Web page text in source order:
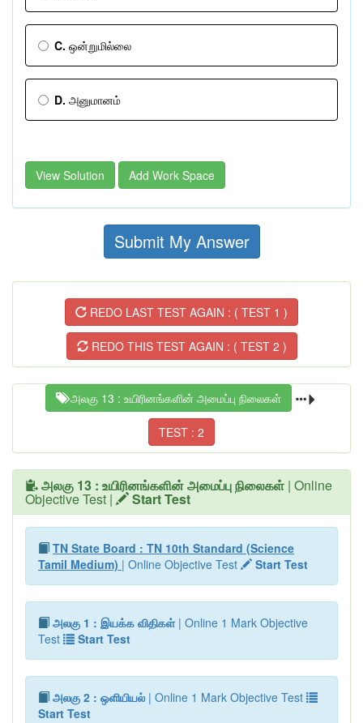
C. ஒன்றுமில்லை
D. அனுமானம்
View Solution Add Work Space
Submit My Answer
REDO LAST TEST AGAIN : ( TEST 1 )
REDO THIS TEST AGAIN : ( TEST 2 )
அலகு 13 : உயிரினங்களின் அமைப்பு நிலைகள்
TEST : 2
அலகு 13 : உயிரினங்களின் அமைப்பு நிலைகள் | Online
Objective Test | Start Test
TN State Board : TN 10th Standard (Science
Tamil Medium) | Online Objective Test Start Test
அலகு 1 : இயக்க விதிகள்| Online 1 Mark Objective
Test
Start Test
அலகு 2 : ஒளியியல் | Online 1 Mark Objective Test
Start Test